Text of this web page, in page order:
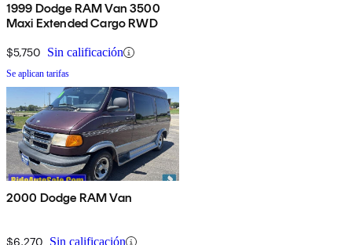
1999 Dodge RAM Van 3500
Maxi Extended Cargo RWD
$5,750 Sin calificación
Se aplican tarifas
2000 Dodge RAM Van
$6,270 Sin calificación